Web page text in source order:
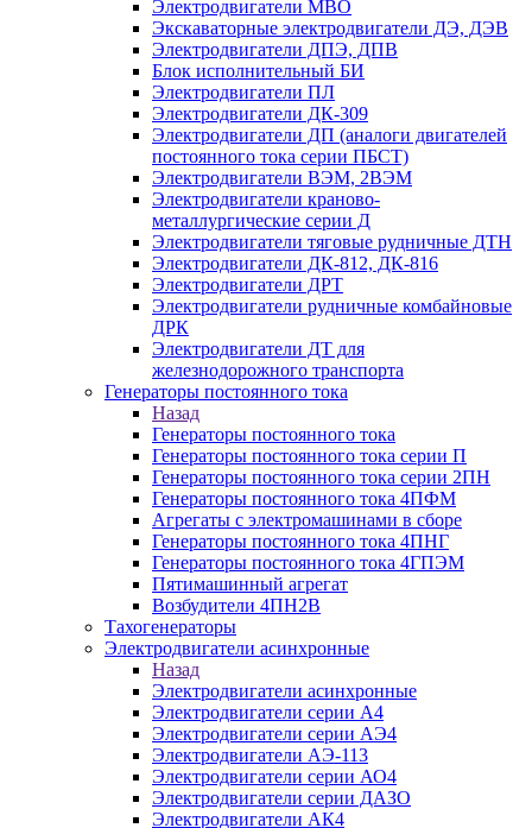
Электродвигатели MBO
Экскаваторные электродвигатели ДЭ, ДЭВ
Электродвигатели ДПЭ, ДПВ
Блок исполнительный БИ
Электродвигатели ПЛ
Электродвигатели ДК-309
Электродвигатели ДП (аналоги двигателей
постоянного тока серии ПБСТ)
Электродвигатели ВЭМ, 2ВЭМ
Электродвигатели краново-
металлургические серии Д
Электродвигатели тяговые рудничные ДТН
Электродвигатели ДК-812, ДК-816
Электродвигатели ДРТ
Электродвигатели рудничные комбайновые
ДРК
Электродвигатели ДТ для
железнодорожного транспорта
Генераторы постоянного тока
Назад
Генераторы постоянного тока
Генераторы постоянного тока серии П
Генераторы постоянного тока серии 2ПН
Генераторы постоянного тока 4ПФМ
Агрегаты с электромашинами в сборе
Генераторы постоянного тока 4ПНГ
Генераторы постоянного тока 4ГПЭМ
Пятимашинный агрегат
Возбудители 4ПН2В
Тахогенераторы
Электродвигатели асинхронные
Назад
Электродвигатели асинхронные
Электродвигатели серии А4
Электродвигатели серии АЭ4
Электродвигатели АЭ-113
Электродвигатели серии АО4
Электродвигатели серии ДАЗО
Электродвигатели АК4